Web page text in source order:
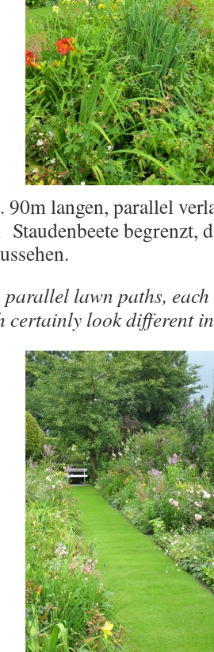
90m langen, parallel
begrenzt,
parallel lawn paths,
certainly look different